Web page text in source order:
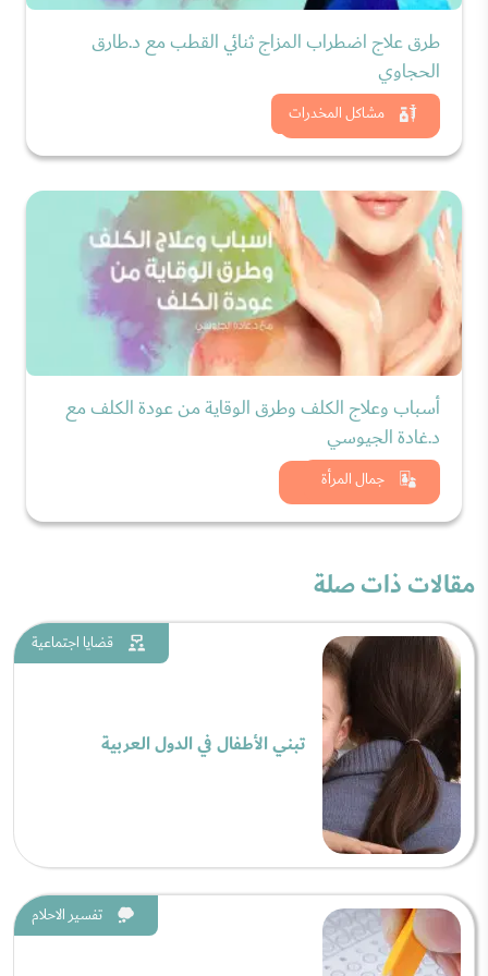
مشاكل المخدرات
طرق علاج اضطراب المزاج ثنائي القطب مع د.طارق
الحجاوي
شاهد الان
جمال المرأة
أسباب وعلاج الكلف وطرق الوقاية من عودة الكلف مع
د.غادة الجيوسي
شاهد الان
مقالات ذات صلة
قضايا اجتماعية
تبني الأطفال في الدول العربية
تفسير الاحلام